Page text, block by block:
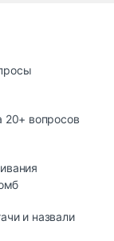
20+ вопросов
и назвали